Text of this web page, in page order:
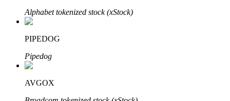
Parceiros Bitrue
Alphabet tokenized stock (xStock)
PIPEDOG
Pipedog
AVGOX